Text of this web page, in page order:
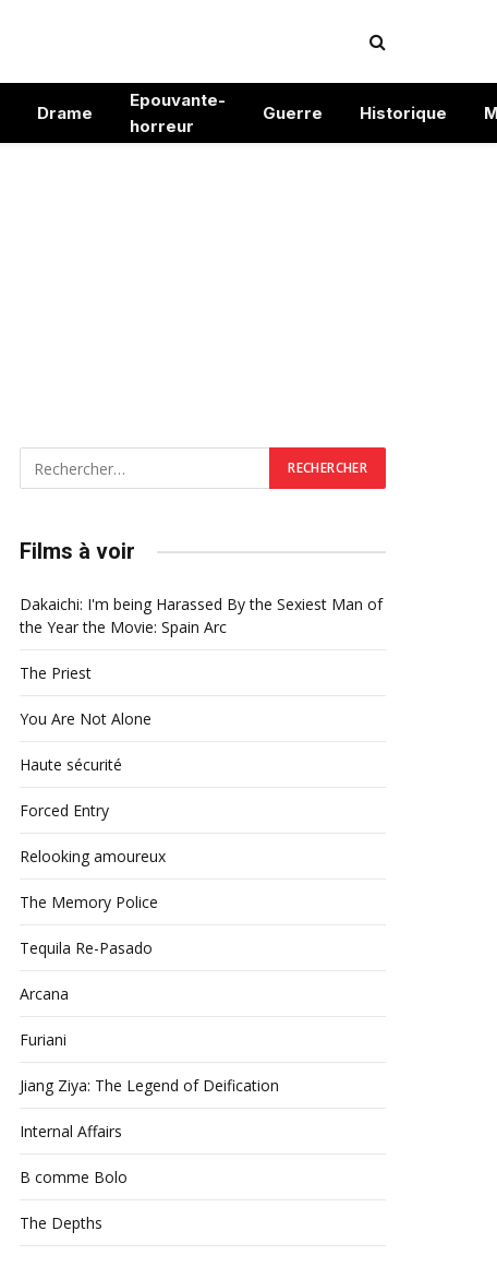
Drame
Epouvante-
horreur
Guerre Historique
Films à voir
Dakaichi: I'm being Harassed By the Sexiest Man of
the Year the Movie: Spain Arc
The Priest
You Are Not Alone
Haute sécurité
Forced Entry
Relooking amoureux
The Memory Police
Tequila Re-Pasado
Arcana
Furiani
Jiang Ziya: The Legend of Deification
Internal Affairs
B comme Bolo
The Depths